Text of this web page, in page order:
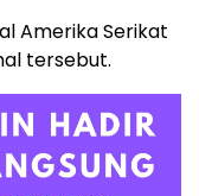
Amerika Serikat
tersebut.